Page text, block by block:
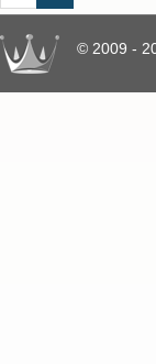
© 2009 -